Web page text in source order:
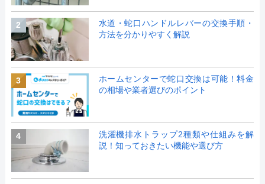
2
水道・蛇口ハンドルレバーの交換手順・
方法を分かりやすく解説
3
ホームセンターで蛇口交換は可能！料金
の相場や業者選びのポイント
4
洗濯機排水トラップ2種類や仕組みを解
説！知っておきたい機能や選び方